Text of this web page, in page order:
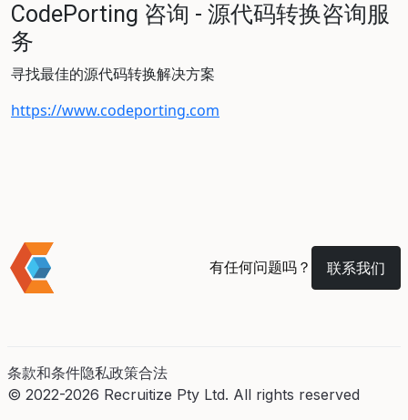
CodePorting 咨询 - 源代码转换咨询服
务
寻找最佳的源代码转换解决方案
https://www.codeporting.com
有任何问题吗？ 联系我们
© 2022-2026 Recruitize Pty Ltd. All rights reserved
条款和条件隐私政策合法